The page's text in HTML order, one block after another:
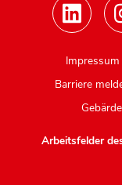
Impressum
Barriere
Arbeitsfelder